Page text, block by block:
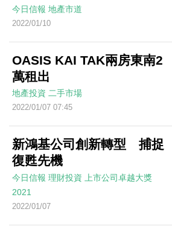
今日信報 地產市道
2022/01/10
OASIS KAI TAK兩房東南2
萬租出
地產投資 二手市場
2022/01/07 07:45
新鴻基公司創新轉型 捕捉
復甦先機
今日信報 理財投資
上市公司卓越大獎
2021
2022/01/07